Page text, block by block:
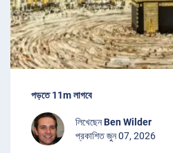
পড়তে 11m লাগবে
লিখেছেনBen Wilder
প্রকাশিত জুন 07, 2026